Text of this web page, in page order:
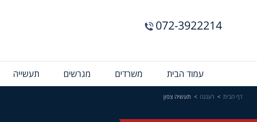
072-3922214
עמוד הבית משרדים מגרשים תעשייה
דף הבית רעננה תעשיה צפון